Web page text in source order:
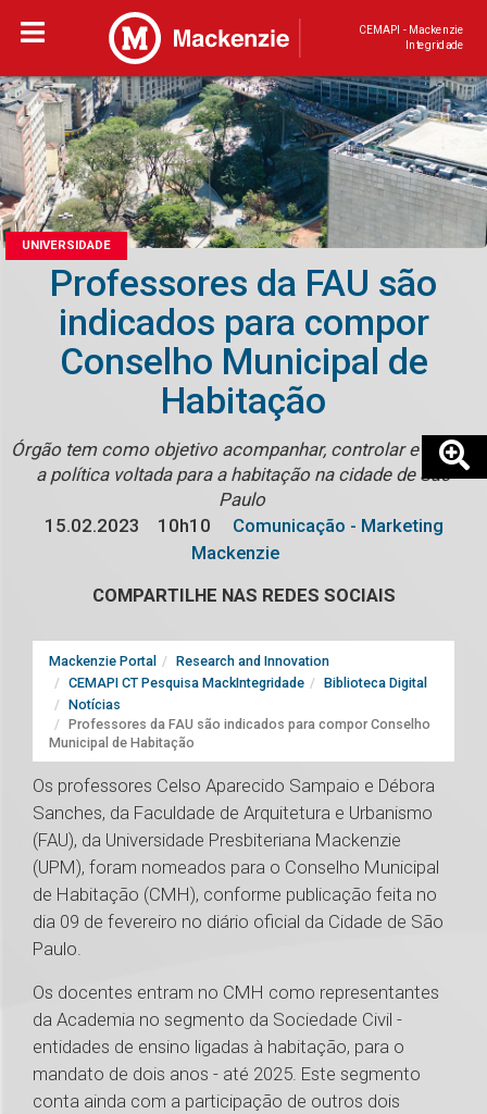
CEMAPI - Mackenzie
Integridade
UNIVERSIDADE
Professores da FAU são
indicados para compor
Conselho Municipal de
Habitação
Órgão tem como objetivo acompanhar, controlar e avaliar
a política voltada para a habitação na cidade de São
Paulo
15.02.2023
10h10
Comunicação - Marketing
Mackenzie
COMPARTILHE NAS REDES SOCIAIS
Mackenzie Portal
Research and Innovation
CEMAPI CT Pesquisa MackIntegridade
Biblioteca Digital
Notícias
Professores da FAU são indicados para compor Conselho
Municipal de Habitação
Os professores Celso Aparecido Sampaio e Débora
Sanches, da Faculdade de Arquitetura e Urbanismo
(FAU), da Universidade Presbiteriana Mackenzie
(UPM), foram nomeados para o Conselho Municipal
de Habitação (CMH), conforme publicação feita no
dia 09 de fevereiro no diário oficial da Cidade de São
Paulo.
Os docentes entram no CMH como representantes
da Academia no segmento da Sociedade Civil -
entidades de ensino ligadas à habitação, para o
mandato de dois anos - até 2025. Este segmento
conta ainda com a participação de outros dois